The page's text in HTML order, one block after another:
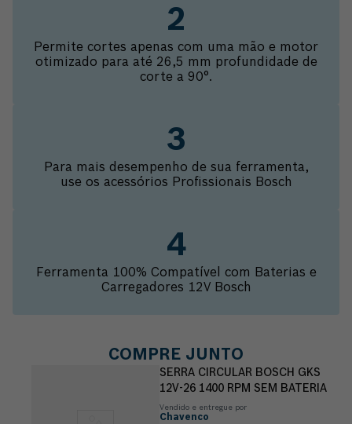
Permite cortes apenas com uma mão e motor
otimizado para até 26,5 mm profundidade de
corte a 90°.
Para mais desempenho de sua ferramenta,
use os acessórios Profissionais Bosch
Ferramenta 100% Compatível com Baterias e
Carregadores 12V Bosch
COMPRE JUNTO
SERRA CIRCULAR BOSCH GKS
12V-26 1400 RPM SEM BATERIA
Vendido e entregue por
Chavenco